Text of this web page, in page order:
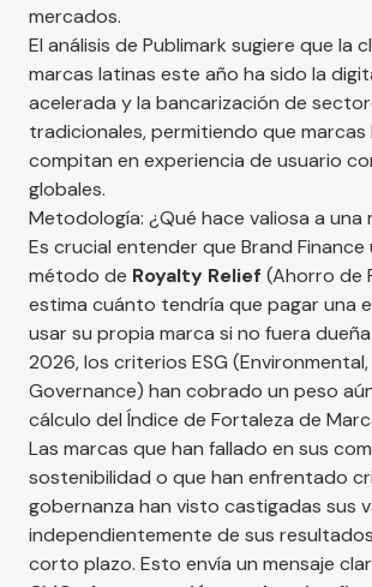
mercados.
El análisis de Publimark sugiere que la
marcas latinas este año ha sido la
acelerada y la bancarización de
tradicionales, permitiendo que marcas
compitan en experiencia de usuario
globales.
Metodología: ¿Qué hace valiosa a una
Es crucial entender que Brand Finance
método de Royalty Relief (Ahorro de
estima cuánto tendría que pagar una
usar su propia marca si no fuera dueña
2026, los criterios ESG (Environmental,
Governance) han cobrado un peso
cálculo del Índice de Fortaleza de
Las marcas que han fallado en sus
sostenibilidad o que han enfrentado
gobernanza han visto castigadas sus
independientemente de sus
corto plazo. Esto envía un mensaje